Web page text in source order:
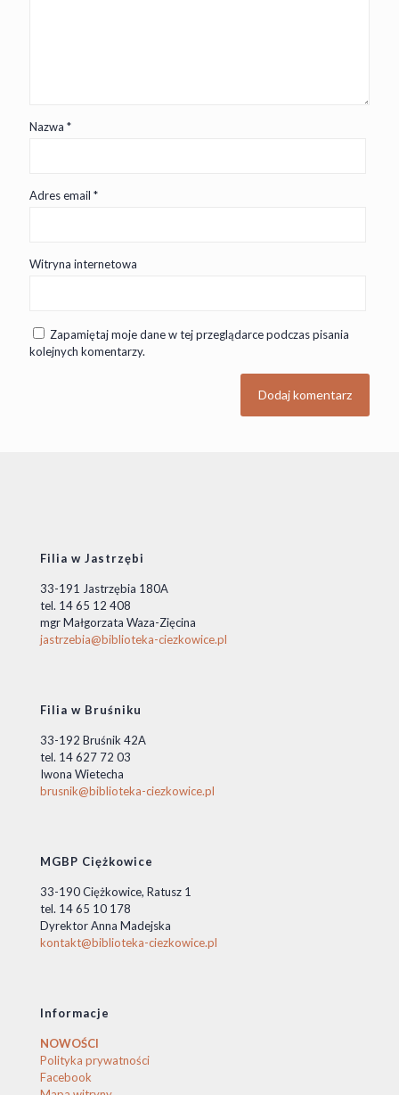
Nazwa *
Adres email *
Witryna internetowa
Zapamiętaj moje dane w tej przeglądarce podczas pisania
kolejnych komentarzy.
Filia w Jastrzębi
33-191 Jastrzębia 180A
tel. 14 65 12 408
mgr Małgorzata Waza-Zięcina
jastrzebia@biblioteka-ciezkowice.pl
Filia w Bruśniku
33-192 Bruśnik 42A
tel. 14 627 72 03
Iwona Wietecha
brusnik@biblioteka-ciezkowice.pl
MGBP Ciężkowice
33-190 Ciężkowice, Ratusz 1
tel. 14 65 10 178
Dyrektor Anna Madejska
kontakt@biblioteka-ciezkowice.pl
Informacje
NOWOŚCI
Polityka prywatności
Facebook